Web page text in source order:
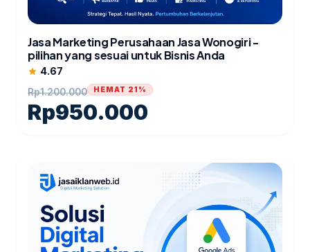
Jasa Marketing Perusahaan Jasa Wonogiri -
pilihan yang sesuai untuk Bisnis Anda
star 4.67
Rp1.200.000
Rp950.000
HEMAT 21%